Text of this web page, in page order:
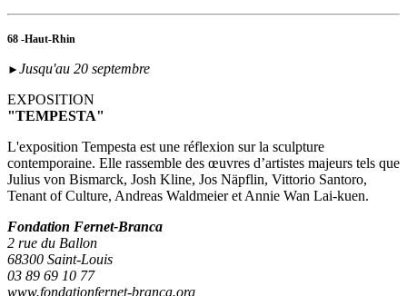
68 -Haut-Rhin
► Jusqu'au 20 septembre
EXPOSITION
"TEMPESTA"
L'exposition Tempesta est une réflexion sur la sculpture
contemporaine. Elle rassemble des œuvres d’artistes majeurs tels que
Julius von Bismarck, Josh Kline, Jos Näpflin, Vittorio Santoro,
Tenant of Culture, Andreas Waldmeier et Annie Wan Lai-kuen.
Fondation Fernet-Branca
2 rue du Ballon
68300 Saint-Louis
03 89 69 10 77
www.fondationfernet-branca.org